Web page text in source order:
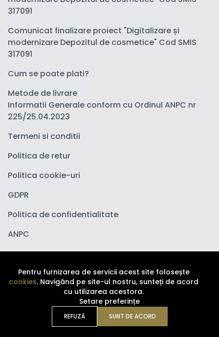
317091
Comunicat finalizare proiect "Digitalizare și
modernizare Depozitul de cosmetice" Cod SMIS
317091
Cum se poate plati?
Metode de livrare
Informatii Generale conform cu Ordinul ANPC nr
225/25.04.2023
Termeni si conditii
Politica de retur
Politica cookie-uri
GDPR
Politica de confidentialitate
ANPC
Copyright ©2026Depozituldecosmetice.ro. Toate
drepturile sunt rezervate.
Pentru furnizarea de servicii acest site folosește
cookies. Navigând pe site-ul nostru, sunteți de acord
cu utilizarea acestora.
Setare preferințe
REFUZĂ SUNT DE ACORD